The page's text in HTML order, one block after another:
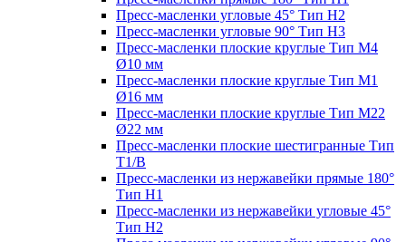
Пресс-масленки угловые 45° Тип H2
Пресс-масленки угловые 90° Тип H3
Пресс-масленки плоские круглые Тип M4
Ø10 мм
Пресс-масленки плоские круглые Тип M1
Ø16 мм
Пресс-масленки плоские круглые Тип M22
Ø22 мм
Пресс-масленки плоские шестигранные Тип
T1/B
Пресс-масленки из нержавейки прямые 180°
Тип H1
Пресс-масленки из нержавейки угловые 45°
Тип H2